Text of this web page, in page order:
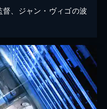
、ジャン・ヴィゴの波